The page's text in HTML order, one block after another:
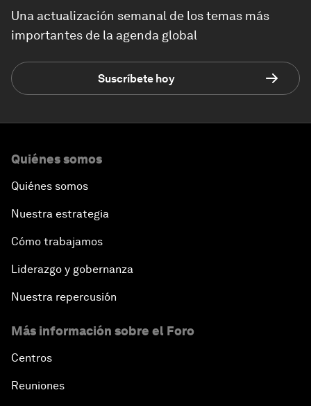
Una actualización semanal de los temas más
importantes de la agenda global
Suscríbete hoy
Quiénes somos
Quiénes somos
Nuestra estrategia
Cómo trabajamos
Liderazgo y gobernanza
Nuestra repercusión
Más información sobre el Foro
Centros
Reuniones